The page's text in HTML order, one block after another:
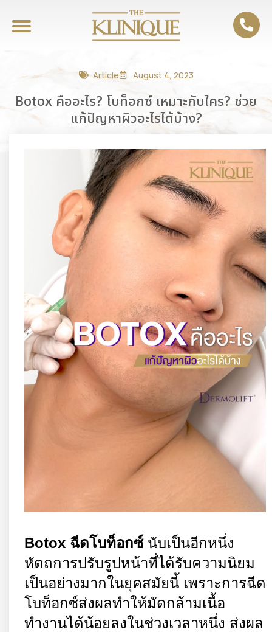
Article August 4, 2023
Botox คืออะไร? โบท็อกซ์ เหมาะกับใคร? ช่วย
แก้ปัญหาผิวอะไรได้บ้าง?
Botox ฉีดโบท็อกซ์ นับเป็นอีกหนึ่ง
หัตถการปรับรูปหน้าที่ได้รับความนิยม
เป็นอย่างมากในยุคสมัยนี้ เพราะการฉีด
โบท็อกซ์ส่งผลทำให้มัดกล้ามเนื้อ
ทำงานได้น้อยลงในช่วงเวลาหนึ่ง ส่งผล